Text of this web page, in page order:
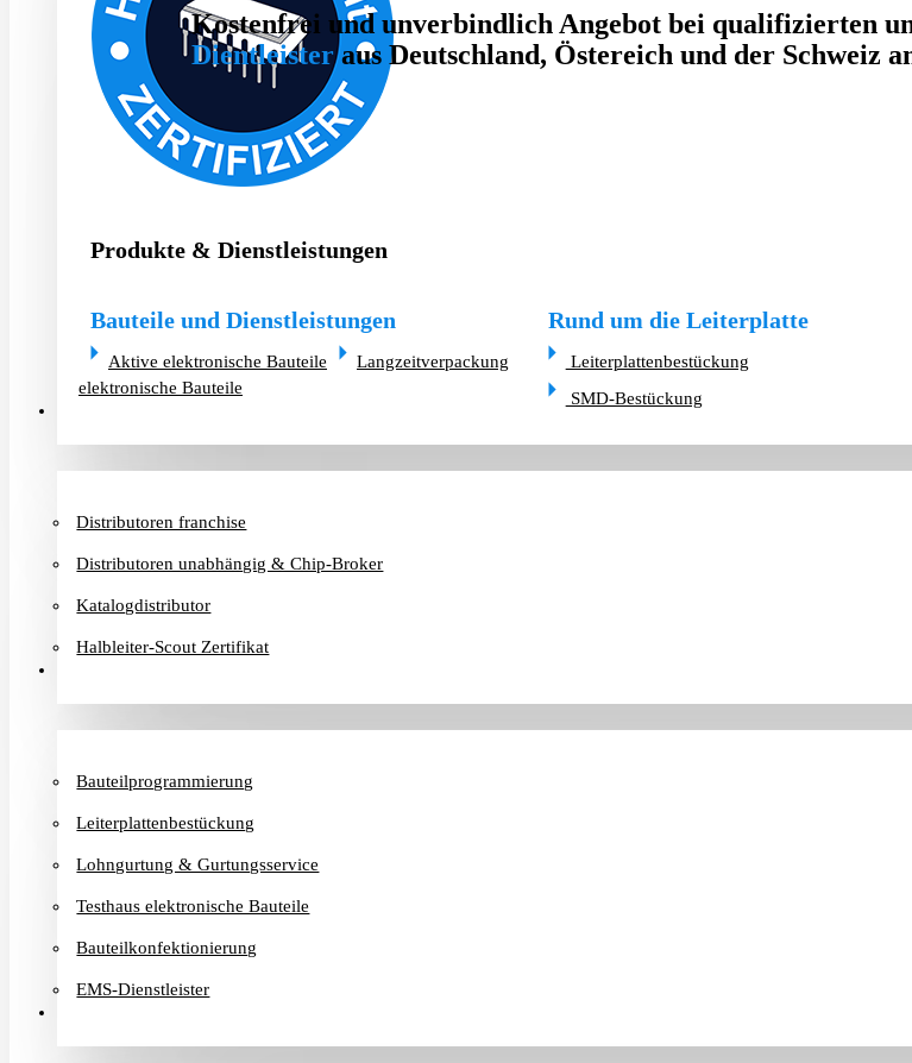
Kostenfrei und unverbindlich Angebot bei qualifizierten
Dientleisteraus Deutschland, Östereich und der Schweiz
Produkte & Dienstleistungen
Bauteile und Dienstleistungen
Aktive elektronische Bauteile
Langzeitverpackung
elektronische Bauteile
Rund um die Leiterplatte
Leiterplattenbestückung
SMD-Bestückung
Distributoren franchise
Distributoren unabhängig & Chip-Broker
Katalogdistributor
Halbleiter-Scout Zertifikat
Bauteilprogrammierung
Leiterplattenbestückung
Lohngurtung & Gurtungsservice
Testhaus elektronische Bauteile
Bauteilkonfektionierung
EMS-Dienstleister